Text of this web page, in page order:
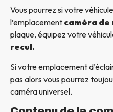
Vous pourrez si votre
l’emplacement caméra de
plaque, équipez votre
recul.
Si votre emplacement
pas alors vous pourrez
caméra universel.